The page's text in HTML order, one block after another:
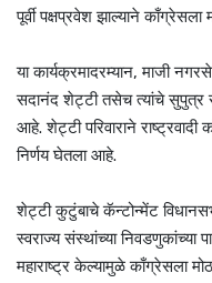
पूर्वी पक्षप्रवेश झाल्याने
या कार्यक्रमादरम्यान, माजी
सदानंद शेट्टी तसेच त्यांचे सुपुत्र
आहे. शेट्टी परिवाराने
निर्णय घेतला आहे.
शेट्टी कुटुंबाचे कॅन्टोन्मेंट
स्वराज्य संस्थांच्या निवडणुकांच्या
महाराष्ट्र केल्यामुळे काँग्रेसला